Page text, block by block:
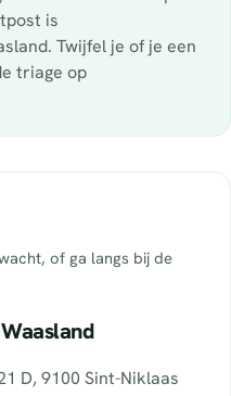
is
Twijfel je of je een
triage op
of ga langs bij de
D, 9100 Sint-Niklaas